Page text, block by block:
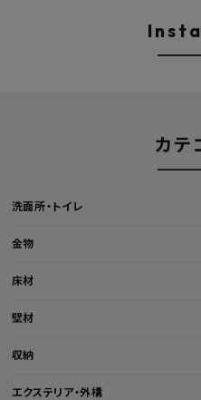
カテ
洗面所・トイレ
金物
床材
壁材
収納
エクステリア・外構